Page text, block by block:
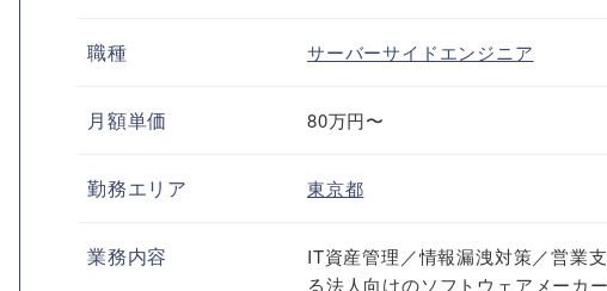
職種 サーバーサイドエンジニア
月額単価 80万円〜
勤務エリア 東京都
業務内容
IT資産管理／情報漏洩対策／営業
る法人向けのソフトウェアメーカ